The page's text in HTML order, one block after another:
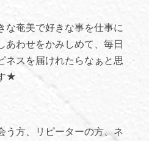
な奄美で好きな事を仕事に
あわせをかみしめて、毎日
ネスを届けれたらなぁと思
★
う方、リピーターの方、ネ